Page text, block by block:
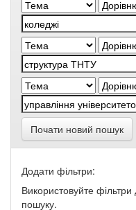
Почати новий пошук
Додати фільтри:
Використовуйте фільтри
пошуку.